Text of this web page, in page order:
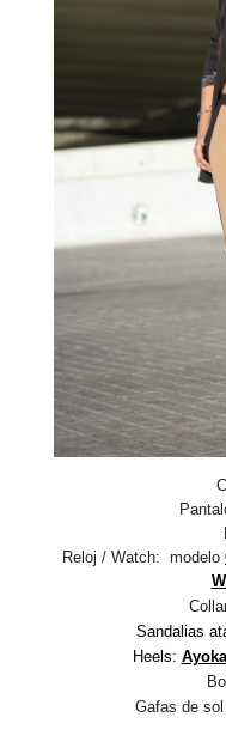
Reloj / Watch: modelo
Sandalias
Heels: Ayoka
Gafas de